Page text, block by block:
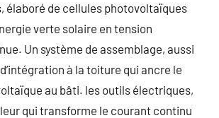
élaboré de cellules photovoltaïques
verte solaire en tension
Un système de assemblage, aussi
à la toiture qui ancre le
au bâti. les outils électriques,
qui transforme le courant continu